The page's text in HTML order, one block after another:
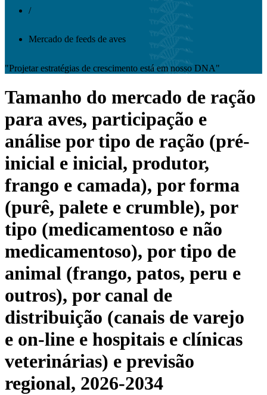
/
Mercado de feeds de aves
"Projetar estratégias de crescimento está em nosso DNA"
Tamanho do mercado de ração
para aves, participação e
análise por tipo de ração (pré-
inicial e inicial, produtor,
frango e camada), por forma
(purê, palete e crumble), por
tipo (medicamentoso e não
medicamentoso), por tipo de
animal (frango, patos, peru e
outros), por canal de
distribuição (canais de varejo
e on-line e hospitais e clínicas
veterinárias) e previsão
regional, 2026-2034